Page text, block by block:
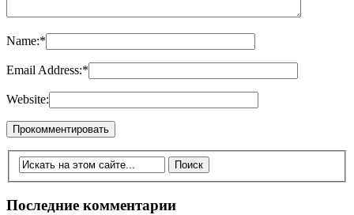
Name:*
Email Address:*
Website:
Последние комментарии